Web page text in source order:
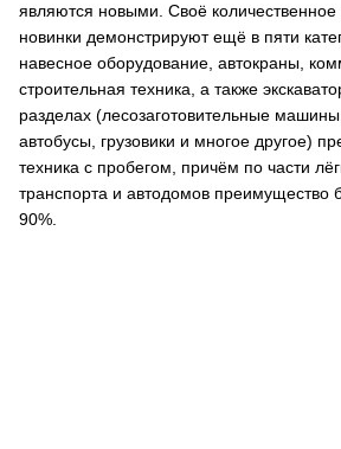
являются новыми. Своё количественное
новинки демонстрируют ещё в пяти
навесное оборудование, автокраны,
строительная техника, а также
разделах (лесозаготовительные машины,
автобусы, грузовики и многое другое)
техника с пробегом, причём по части
транспорта и автодомов преимущество
90%.